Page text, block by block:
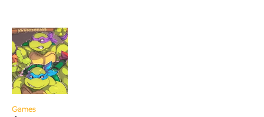
Games